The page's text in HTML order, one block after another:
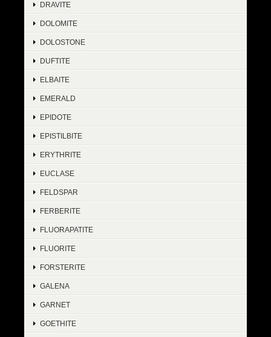
DRAVITE
DOLOMITE
DOLOSTONE
DUFTITE
ELBAITE
EMERALD
EPIDOTE
EPISTILBITE
ERYTHRITE
EUCLASE
FELDSPAR
FERBERITE
FLUORAPATITE
FLUORITE
FORSTERITE
GALENA
GARNET
GOETHITE